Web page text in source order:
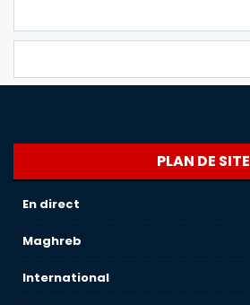
PLAN DE SITE
En direct
Maghreb
International